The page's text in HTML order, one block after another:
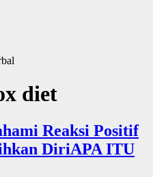
diet
Reaksi Positif
DiriAPA ITU